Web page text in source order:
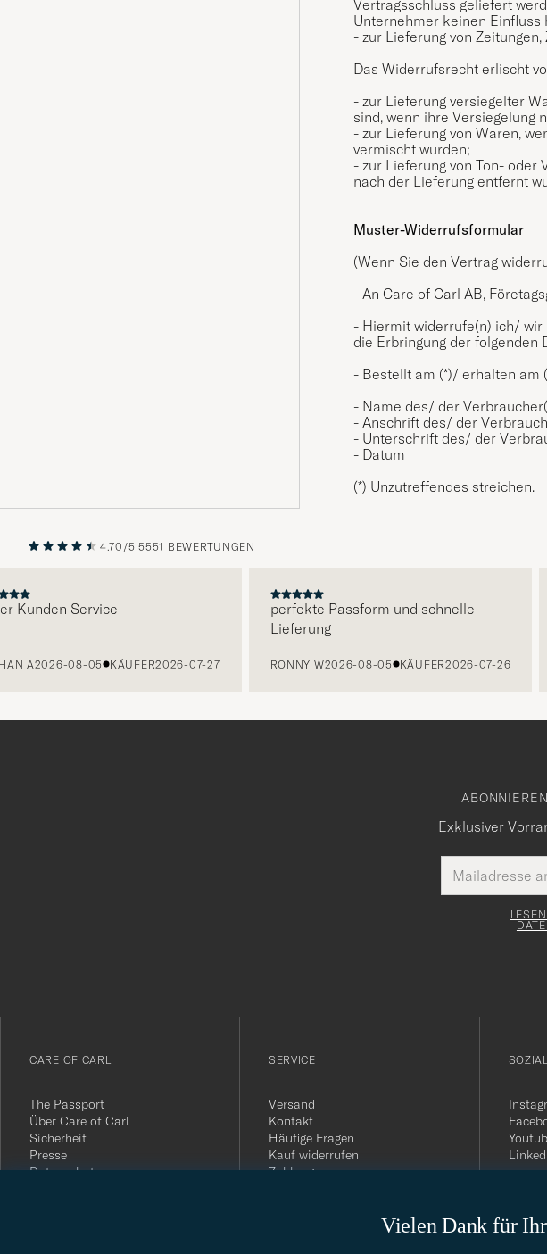
Vertragsschluss geliefert
Unternehmer keinen Einfluss
- zur Lieferung von
Das Widerrufsrecht erlischt
- zur Lieferung versiegelter
sind, wenn ihre Versiegelung
- zur Lieferung von Waren,
vermischt wurden;
- zur Lieferung von Ton- oder
nach der Lieferung entfernt
Muster-Widerrufsformular
(Wenn Sie den Vertrag
- An Care of Carl AB,
- Hiermit widerrufe(n) ich/ wir
die Erbringung der folgenden
- Bestellt am (*)/ erhalten am
- Name des/ der
- Anschrift des/ der
- Unterschrift des/ der
- Datum
(*) Unzutreffendes streichen.
VORHERIGE
4.70/5 5551 BEWERTUNGEN
Kunden Service
A2026-08-05 KÄUFER2026-07-27
perfekte Passform und schnelle
Lieferung
RONNY W2026-08-05 KÄUFER2026-07-26
Vielen Dank für Ihr
Exklusiver
Mail
Adresse
Pflichtfeld
till
nyhetsbrev!
CARE OF CARL
The Passport
Über Care of Carl
Sicherheit
Presse
Datenschutz
SERVICE
Versand
Kontakt
Häufige Fragen
Kauf widerrufen
Zahlung